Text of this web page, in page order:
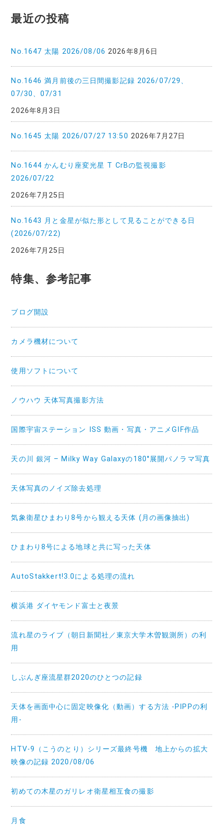
最近の投稿
No.1647 太陽 2026/08/06 2026年8月6日
No.1646 満月前後の三日間撮影記録 2026/07/29、
07/30、07/31
2026年8月3日
No.1645 太陽 2026/07/27 13:50 2026年7月27日
No.1644 かんむり座変光星 T CrBの監視撮影
2026/07/22
2026年7月25日
No.1643 月と金星が似た形として見ることができる日
(2026/07/22)
2026年7月25日
特集、参考記事
ブログ開設
カメラ機材について
使用ソフトについて
ノウハウ 天体写真撮影方法
国際宇宙ステーション ISS 動画・写真・アニメGIF作品
天の川 銀河 – Milky Way Galaxyの180°展開パノラマ写真
天体写真のノイズ除去処理
気象衛星ひまわり8号から観える天体 (月の画像抽出)
ひまわり8号による地球と共に写った天体
AutoStakkert!3.0による処理の流れ
横浜港 ダイヤモンド富士と夜景
流れ星のライブ（朝日新聞社／東京大学木曽観測所）の利
用
しぶんぎ座流星群2020のひとつの記録
天体を画面中心に固定映像化（動画）する方法 -PIPPの利
用-
HTV-9（こうのとり）シリーズ最終号機 地上からの拡大
映像の記録 2020/08/06
初めての木星のガリレオ衛星相互食の撮影
月食